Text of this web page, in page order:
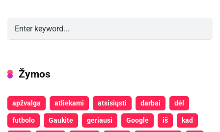
Žymos
apžvalga atliekami atsisiųsti darbai dėl
futbolo Gaukite geriausi Google iš kad